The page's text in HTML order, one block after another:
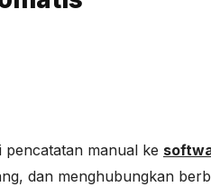
manual ke
dan menghubungkan